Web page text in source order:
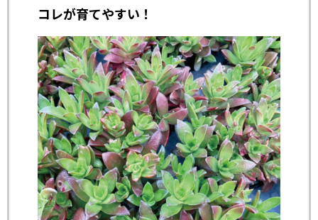
コレが育てやすい！